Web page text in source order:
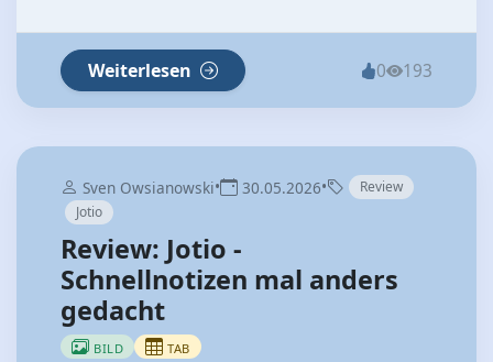
Weiterlesen 0 193
Sven Owsianowski• 30.05.2026•
Review
Jotio
Review: Jotio -
Schnellnotizen mal anders
gedacht
BILD TAB